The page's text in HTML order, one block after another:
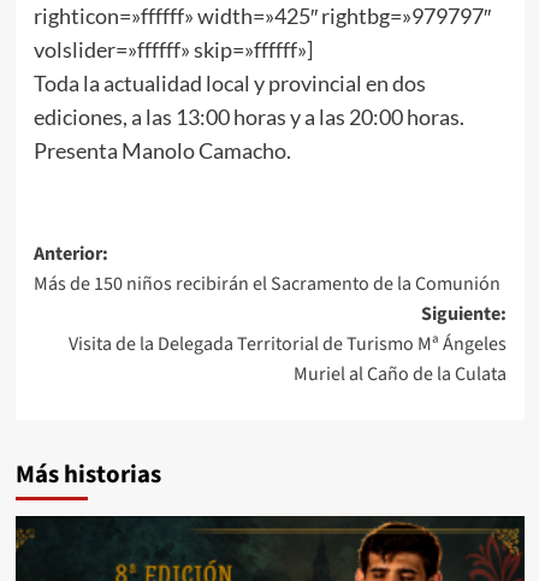
righticon=»ffffff» width=»425″ rightbg=»979797″
volslider=»ffffff» skip=»ffffff»]
Toda la actualidad local y provincial en dos
ediciones, a las 13:00 horas y a las 20:00 horas.
Presenta Manolo Camacho.
Anterior:
Más de 150 niños recibirán el Sacramento de la Comunión
Siguiente:
Visita de la Delegada Territorial de Turismo Mª Ángeles
Muriel al Caño de la Culata
Más historias